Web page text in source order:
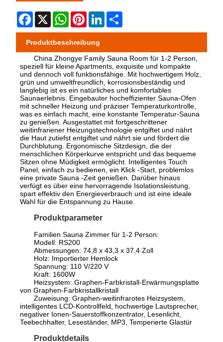
Facebook
X WhatsApp
PinterestLinkedIn
Produktbeschreibung
China Zhongye Family Sauna Room für 1-2 Person,
speziell für kleine Apartments, exquisite und kompakte
und dennoch voll funktionsfähige. Mit hochwertigem Holz,
grün und umweltfreundlich, korrosionsbeständig und
langlebig ist es ein natürliches und komfortables
Saunaerlebnis. Eingebauter hocheffizienter Sauna-Ofen
mit schneller Heizung und präziser Temperaturkontrolle,
was es einfach macht, eine konstante Temperatur-Sauna
zu genießen. Ausgestattet mit fortgeschrittener
weitinfrariener Heizungstechnologie entgiftet und nährt
die Haut zutiefst entgiftet und nährt sie und fördert die
Durchblutung. Ergonomische Sitzdesign, die der
menschlichen Körperkurve entspricht und das bequeme
Sitzen ohne Müdigkeit ermöglicht. Intelligentes Touch
Panel, einfach zu bedienen, ein Klick -Start, problemlos
eine private Sauna -Zeit genießen. Darüber hinaus
verfügt es über eine hervorragende Isolationsleistung,
spart effektiv den Energieverbrauch und ist eine ideale
Wahl für die Entspannung zu Hause.
Produktparameter
Familien Sauna Zimmer für 1-2 Person:
Modell: RS200
Abmessungen: 74,8 x 43,3 x 37,4 Zoll
Holz: Importierter Hemlock
Spannung: 110 V/220 V
Kraft: 1600W
Heizsystem: Graphen-Farbkristall-Erwärmungsplatte
von Graphen-Farbkristallkristall
Zuweisung: Graphen-weitinfrarotes Heizsystem,
intelligentes LCD-Kontrollfeld, hochwertige Lautsprecher,
negativer Ionen-Sauerstoffkonzentrator, Lesenlicht,
Teebechhalter, Leseständer, MP3, Temperierte Glastür
Produktdetails